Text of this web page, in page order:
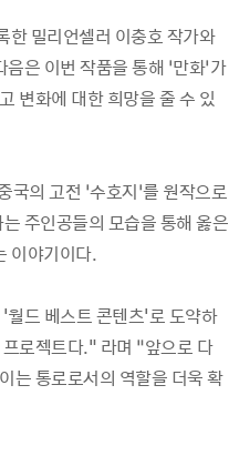
한 밀리언셀러 이충호 작가와
은 이번 작품을 통해 ‘만화’가
변화에 대한 희망을 줄 수 있
국의 고전 ‘수호지’를 원작으로
주인공들의 모습을 통해 옳은
이야기이다.
드 베스트 콘텐츠'로 도약하
로젝트다." 라며 “앞으로 다
는 통로로서의 역할을 더욱 확